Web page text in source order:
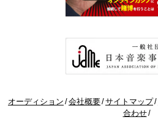
オーディション 会社概要 サイトマップ
合わせ